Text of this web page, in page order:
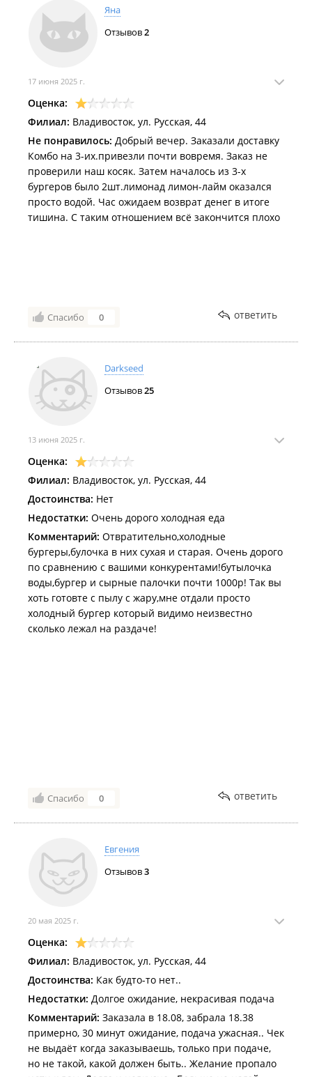
Яна
Отзывов2
17 июня 2025 г.
Оценка:
Филиал: Владивосток, ул. Русская, 44
Не понравилось: Добрый вечер. Заказали доставку
Комбо на 3-их.привезли почти вовремя. Заказ не
проверили наш косяк. Затем началось из 3-х
бургеров было 2шт.лимонад лимон-лайм оказался
просто водой. Час ожидаем возврат денег в итоге
тишина. С таким отношением всë закончится плохо
Спасибо 0 ответить
Darkseed
Отзывов25
13 июня 2025 г.
Оценка:
Филиал: Владивосток, ул. Русская, 44
Достоинства: Нет
Недостатки: Очень дорого холодная еда
Комментарий: Отвратительно,холодные
бургеры,булочка в них сухая и старая. Очень дорого
по сравнению с вашими конкурентами!бутылочка
воды,бургер и сырные палочки почти 1000р! Так вы
хоть готовте с пылу с жару,мне отдали просто
холодный бургер который видимо неизвестно
сколько лежал на раздаче!
Спасибо 0 ответить
Евгения
Отзывов3
20 мая 2025 г.
Оценка:
Филиал: Владивосток, ул. Русская, 44
Достоинства: Как будто-то нет..
Недостатки: Долгое ожидание, некрасивая подача
Комментарий: Заказала в 18.08, забрала 18.38
примерно, 30 минут ожидание, подача ужасная.. Чек
не выдаёт когда заказываешь, только при подаче,
но не такой, какой должен быть.. Желание пропало